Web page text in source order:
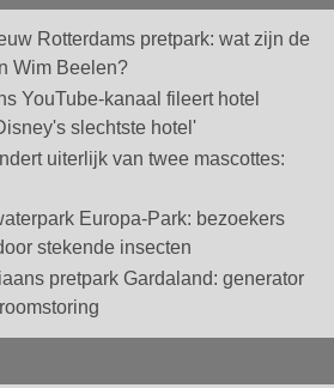
Rotterdams pretpark: wat zijn de
Wim Beelen?
YouTube-kanaal fileert hotel
slechtste hotel'
uiterlijk van twee mascottes:
Europa-Park: bezoekers
stekende insecten
pretpark Gardaland: generator